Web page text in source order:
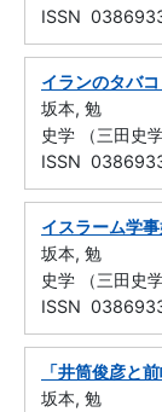
ISSN
イランのタバ
坂本, 勉
史学 （三田史
ISSN
イスラーム学
坂本, 勉
史学 （三田
ISSN
「井筒俊彦と
坂本, 勉